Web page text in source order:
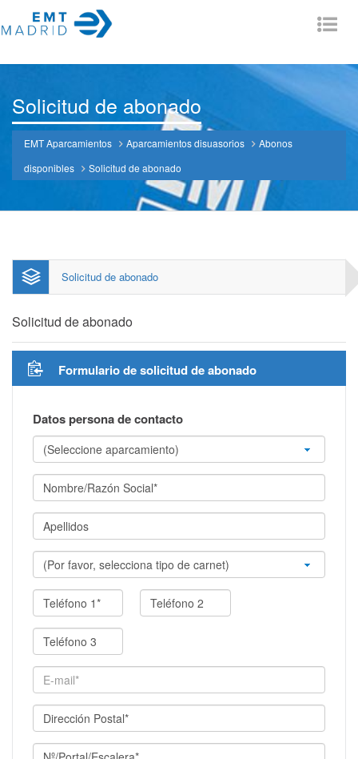
Solicitud de abonado
EMT Aparcamientos Aparcamientos disuasorios
Abonos
disponibles
Solicitud de abonado
Solicitud de abonado
Solicitud de abonado
Formulario de solicitud de abonado
Datos persona de contacto